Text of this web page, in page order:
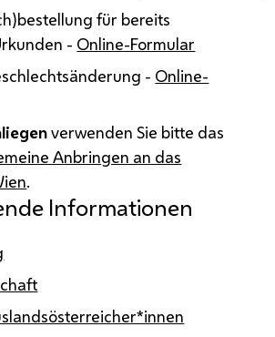
für bereits
- Online-Formular
- Online-
verwenden Sie bitte das
Anbringen an das
.
Informationen